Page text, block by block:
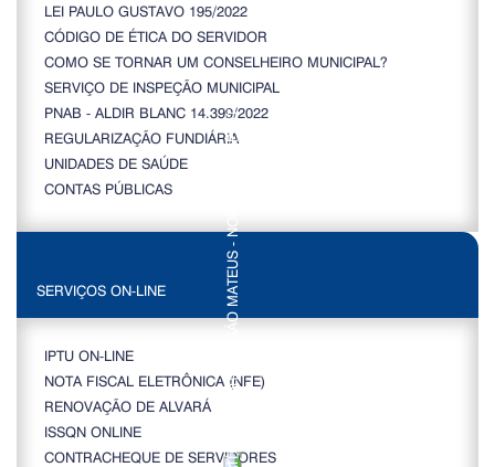
LEI PAULO GUSTAVO 195/2022
CÓDIGO DE ÉTICA DO SERVIDOR
COMO SE TORNAR UM CONSELHEIRO MUNICIPAL?
SERVIÇO DE INSPEÇÃO MUNICIPAL
PNAB - ALDIR BLANC 14.399/2022
REGULARIZAÇÃO FUNDIÁRIA
UNIDADES DE SAÚDE
CONTAS PÚBLICAS
SERVIÇOS ON-LINE
IPTU ON-LINE
NOTA FISCAL ELETRÔNICA (NFE)
RENOVAÇÃO DE ALVARÁ
ISSQN ONLINE
CONTRACHEQUE DE SERVIDORES